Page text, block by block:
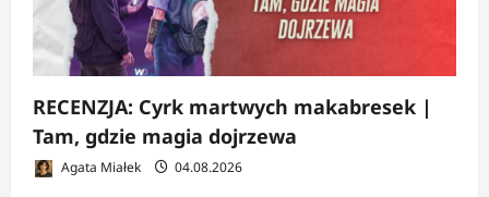
RECENZJA: Cyrk martwych makabresek |
Tam, gdzie magia dojrzewa
Agata Miałek 04.08.2026